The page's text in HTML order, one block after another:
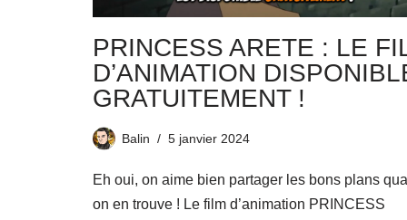
PRINCESS ARETE : LE
D’ANIMATION
GRATUITEMENT !
Balin 5 janvier 2024
Eh oui, on aime bien partager les bons plans
on en trouve ! Le film d’animation PRINCESS